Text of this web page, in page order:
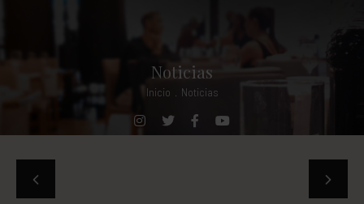
Noticias
Inicio Noticias